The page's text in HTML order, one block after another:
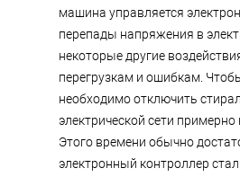
машина управляется
перепады напряжения в
некоторые другие
перегрузкам и ошибкам.
необходимо отключить
электрической сети
Этого времени обычно
электронный контроллер